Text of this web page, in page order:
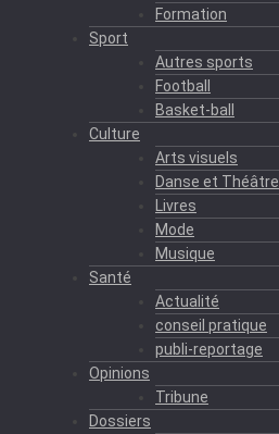
Formation
Sport
Autres sports
Football
Basket-ball
Culture
Arts visuels
Danse et Théâtre
Livres
Mode
Musique
Santé
Actualité
conseil pratique
publi-reportage
Opinions
Tribune
Dossiers